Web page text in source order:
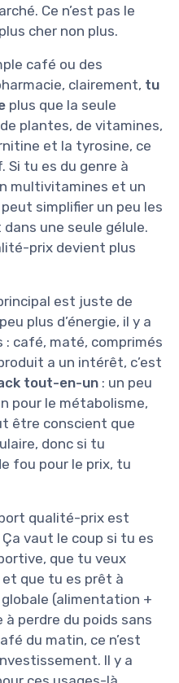
Ce n’est pas le
cher non plus.
café ou des
clairement, tu
plus que la seule
plantes, de vitamines,
et la tyrosine, ce
tu es du genre à
multivitamines et un
simplifier un peu les
une seule gélule.
prix devient plus
est juste de
plus d’énergie, il y a
: café, maté, comprimés
a un intérêt, c’est
tout-en-un : un peu
pour le métabolisme,
être conscient que
donc si tu
fou pour le prix, tu
qualité-prix est
Ça vaut le coup si tu es
que tu veux
que tu es prêt à
(alimentation +
perdre du poids sans
du matin, ce n’est
Il y a